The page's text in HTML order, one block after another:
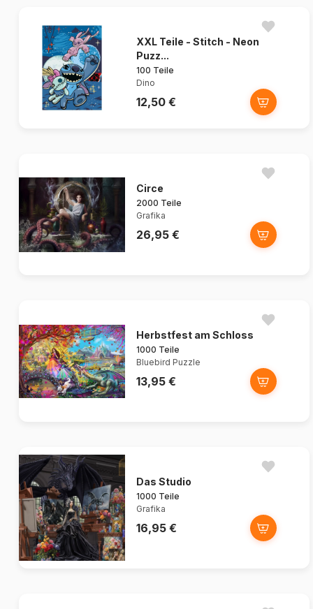
XXL Teile - Stitch - Neon
Puzz...
100 Teile
Dino
12,50 €
Circe
2000 Teile
Grafika
26,95 €
Herbstfest am Schloss
1000 Teile
Bluebird Puzzle
13,95 €
Das Studio
1000 Teile
Grafika
16,95 €